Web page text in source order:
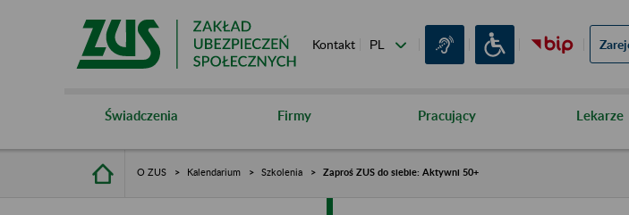
Kontakt
Świadczenia Firmy Pracujący Lekarze
O ZUS Kalendarium Szkolenia Zaproś ZUS do siebie: Aktywni 50+